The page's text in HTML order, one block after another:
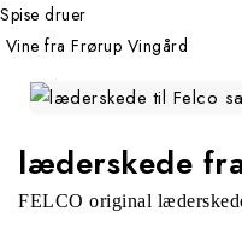
Spise druer
Vine fra Frørup Vingård
læderskede
FELCO original